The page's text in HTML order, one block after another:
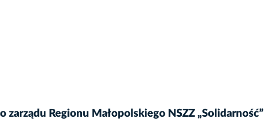
zarządu Regionu Małopolskiego NSZZ „Solidarność”